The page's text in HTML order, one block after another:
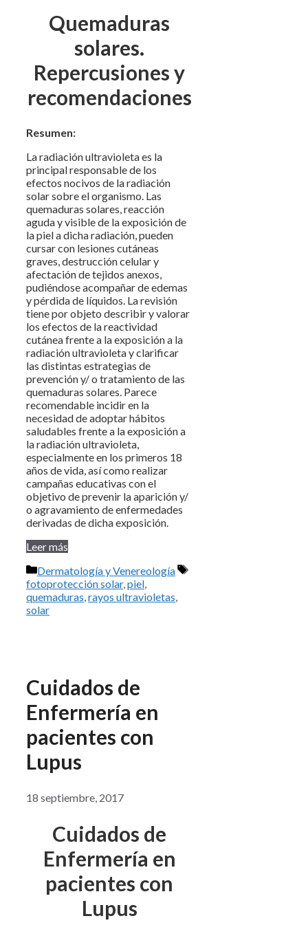
Quemaduras
solares.
Repercusiones y
recomendaciones
Resumen:
La radiación ultravioleta es la
principal responsable de los
efectos nocivos de la radiación
solar sobre el organismo. Las
quemaduras solares, reacción
aguda y visible de la exposición de
la piel a dicha radiación, pueden
cursar con lesiones cutáneas
graves, destrucción celular y
afectación de tejidos anexos,
pudiéndose acompañar de edemas
y pérdida de líquidos. La revisión
tiene por objeto describir y valorar
los efectos de la reactividad
cutánea frente a la exposición a la
radiación ultravioleta y clarificar
las distintas estrategias de
prevención y/ o tratamiento de las
quemaduras solares. Parece
recomendable incidir en la
necesidad de adoptar hábitos
saludables frente a la exposición a
la radiación ultravioleta,
especialmente en los primeros 18
años de vida, así como realizar
campañas educativas con el
objetivo de prevenir la aparición y/
o agravamiento de enfermedades
derivadas de dicha exposición.
Leer más
Categorías
Dermatología y Venereología
Etiquetas
fotoprotección solar,piel,
quemaduras,rayos ultravioletas,
solar
Cuidados de
Enfermería en
pacientes con
Lupus
18 septiembre, 2017
Cuidados de
Enfermería en
pacientes con
Lupus